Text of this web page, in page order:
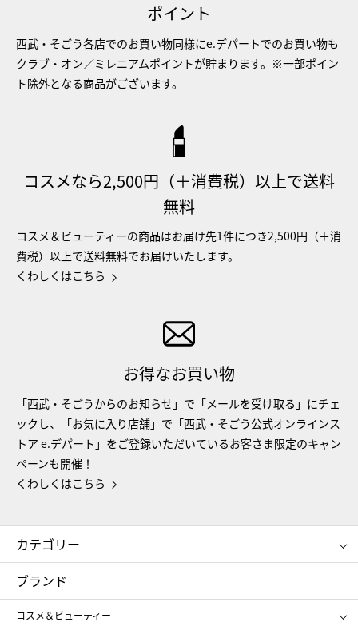
ポイント
西武・そごう各店でのお買い物同様にe.デパートでのお買い物も
クラブ・オン／ミレニアムポイントが貯まります。※一部ポイン
ト除外となる商品がございます。
コスメなら2,500円（＋消費税）以上で送料
無料
コスメ＆ビューティーの商品はお届け先1件につき2,500円（＋消
費税）以上で送料無料でお届けいたします。
くわしくはこちら
お得なお買い物
「西武・そごうからのお知らせ」で「メールを受け取る」にチェ
ックし、「お気に入り店舗」で「西武・そごう公式オンラインス
トア e.デパート」をご登録いただいているお客さま限定のキャン
ペーンも開催！
くわしくはこちら
カテゴリー
コスメ＆ビューティー
ギフト
レディース
メンズ
ブランド
コスメ＆ビューティー